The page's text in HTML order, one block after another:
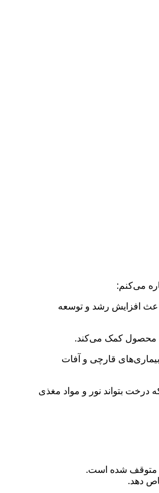
می‌کنم:
افزایش رشد و توسعه
محصول کمک می‌کند.
قارچی و آفات
بتواند نور و مواد مغذی
متوقف شده است.
دهد.